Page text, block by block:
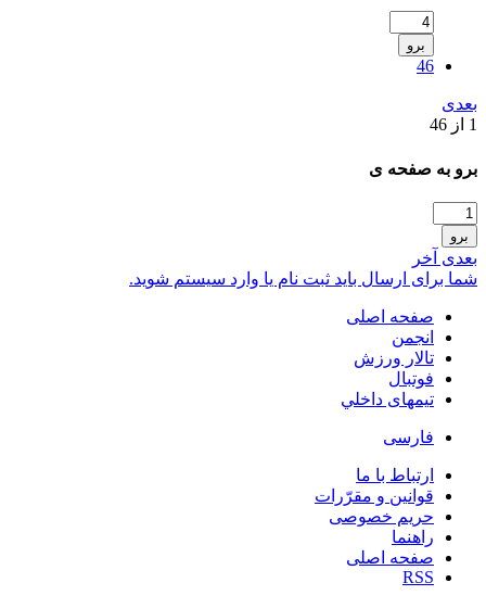
برو
46
بعدی
1 از 46
برو به صفحه ی
برو
بعدی آخر
شما برای ارسال باید ثبت نام یا وارد سیستم شوید.
صفحه اصلی
انجمن
تالار ورزش
فوتبال
تیمهای داخلي
فارسی
ارتباط با ما
قوانین و مقرّرات
حریم خصوصی
راهنما
صفحه اصلی
RSS